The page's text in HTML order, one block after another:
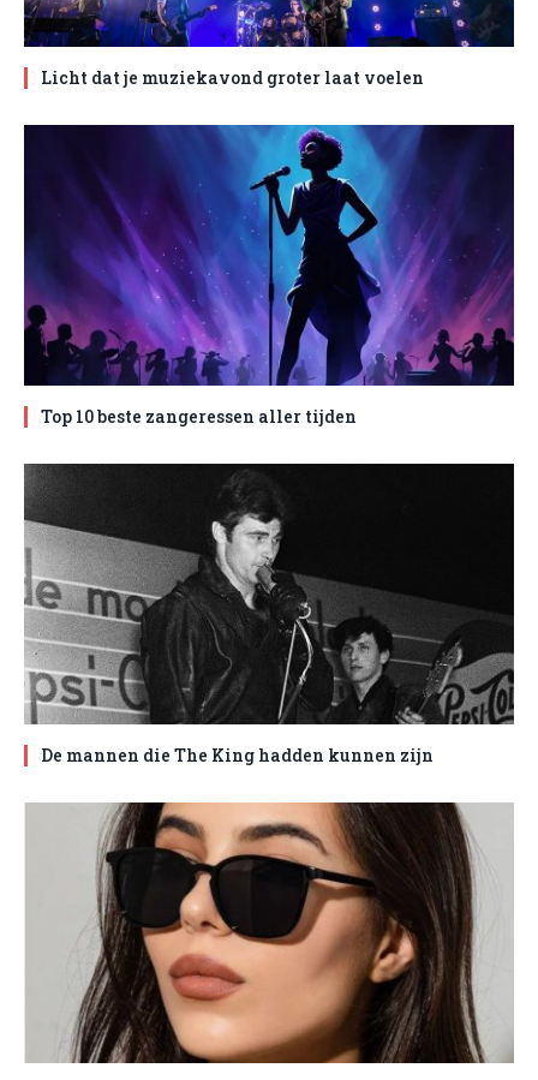
Licht dat je muziekavond groter laat voelen
Top 10 beste zangeressen aller tijden
De mannen die The King hadden kunnen zijn